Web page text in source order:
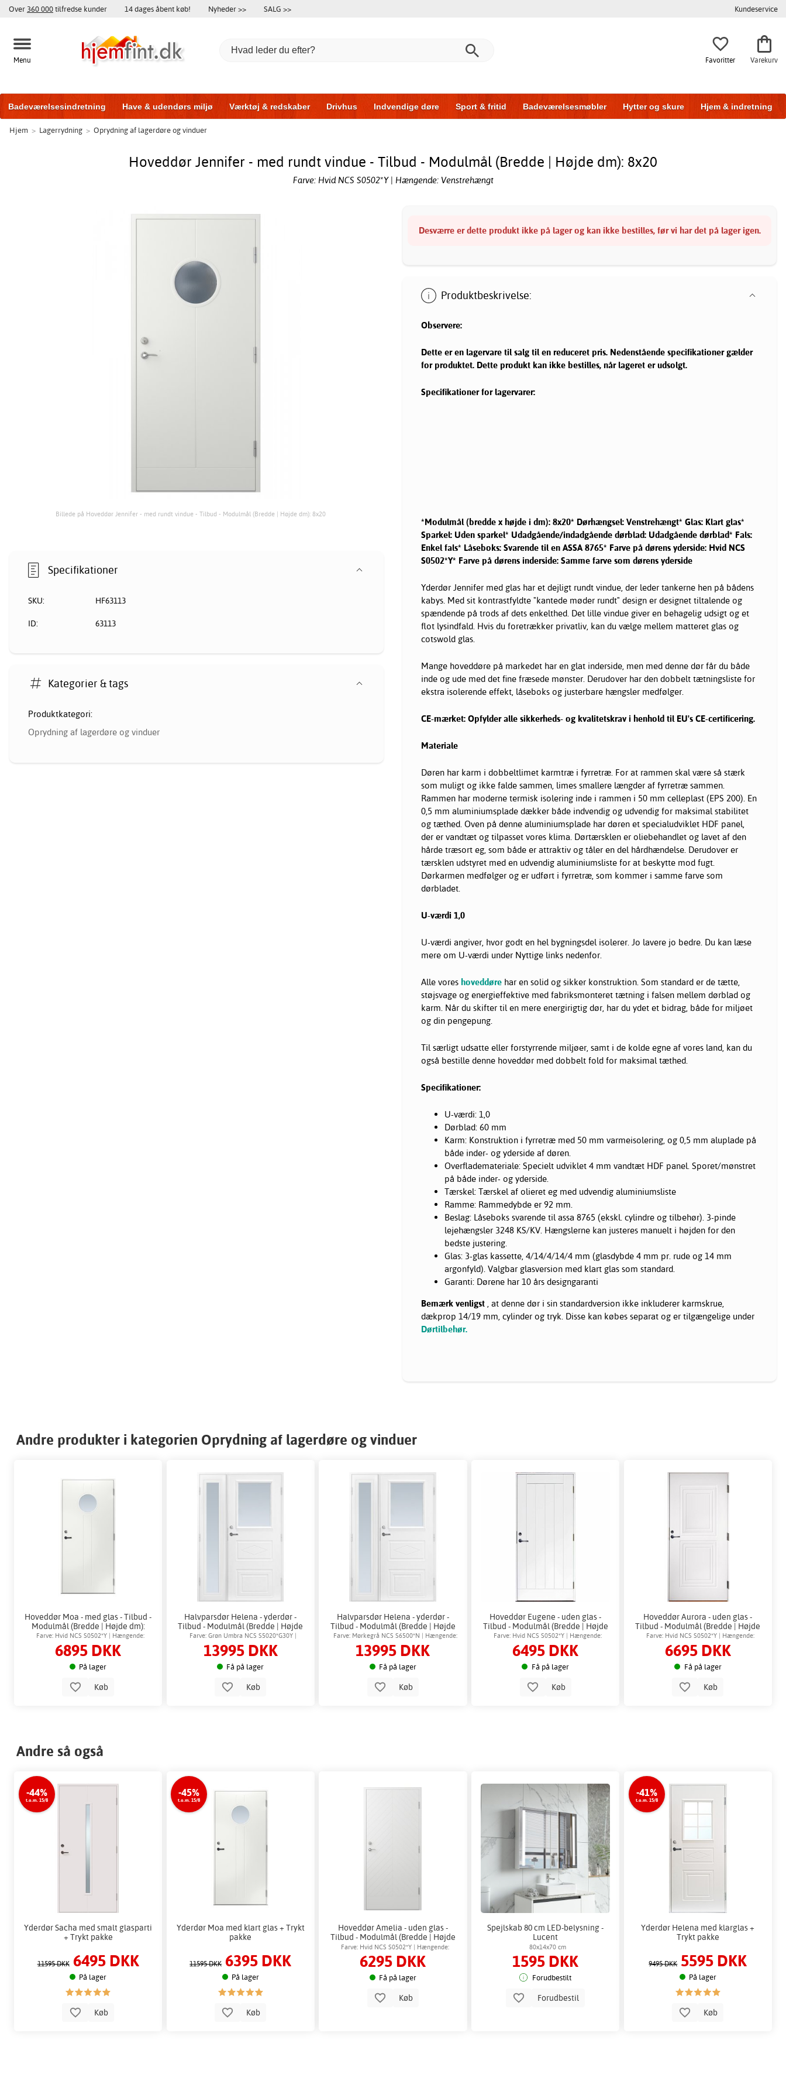
Over 360 000tilfredse kunder 14 dages åbent køb! Nyheder >> SALG >> Kundeservice
Menu Favoritter Varekurv
Badeværelsesindretning Have & udendørs miljø Værktøj & redskaber Drivhus Indvendige døre Sport & fritid Badeværelsesmøbler Hytter og skure Hjem & indretning
Træningsudstyr Yderdøre Vinduer Garageporte
Hjem > Lagerrydning > Oprydning af lagerdøre og vinduer
Hoveddør Jennifer - med rundt vindue - Tilbud - Modulmål (Bredde | Højde dm): 8x20
Farve: Hvid NCS S0502*Y | Hængende: Venstrehængt
Billede på Hoveddør Jennifer - med rundt vindue - Tilbud - Modulmål (Bredde | Højde dm): 8x20
Desværre er dette produkt ikke på lager og kan ikke bestilles, før vi har det på lager igen.
Produktbeskrivelse:
Observere:
Dette er en lagervare til salg til en reduceret pris. Nedenstående specifikationer gælder
for produktet. Dette produkt kan ikke bestilles, når lageret er udsolgt.
Specifikationer for lagervarer:
*Modulmål (bredde x højde i dm): 8x20* Dørhængsel: Venstrehængt* Glas: Klart glas*
Sparkel: Uden sparkel* Udadgående/indadgående dørblad: Udadgående dørblad* Fals:
Enkel fals* Låseboks: Svarende til en ASSA 8765* Farve på dørens yderside: Hvid NCS
S0502*Y* Farve på dørens inderside: Samme farve som dørens yderside
Yderdør Jennifer med glas har et dejligt rundt vindue, der leder tankerne hen på bådens
kabys. Med sit kontrastfyldte "kantede møder rundt" design er designet tiltalende og
spændende på trods af dets enkelthed. Det lille vindue giver en behagelig udsigt og et
flot lysindfald. Hvis du foretrækker privatliv, kan du vælge mellem matteret glas og
cotswold glas.
Mange hoveddøre på markedet har en glat inderside, men med denne dør får du både
inde og ude med det fine fræsede mønster. Derudover har den dobbelt tætningsliste for
ekstra isolerende effekt, låseboks og justerbare hængsler medfølger.
CE-mærket: Opfylder alle sikkerheds- og kvalitetskrav i henhold til EU's CE-certificering.
Materiale
Døren har karm i dobbeltlimet karmtræ i fyrretræ. For at rammen skal være så stærk
som muligt og ikke falde sammen, limes smallere længder af fyrretræ sammen.
Rammen har moderne termisk isolering inde i rammen i 50 mm celleplast (EPS 200). En
0,5 mm aluminiumsplade dækker både indvendig og udvendig for maksimal stabilitet
og tæthed. Oven på denne aluminiumsplade har døren et specialudviklet HDF panel,
der er vandtæt og tilpasset vores klima. Dørtærsklen er oliebehandlet og lavet af den
hårde træsort eg, som både er attraktiv og tåler en del hårdhændelse. Derudover er
tærsklen udstyret med en udvendig aluminiumsliste for at beskytte mod fugt.
Dørkarmen medfølger og er udført i fyrretræ, som kommer i samme farve som
dørbladet.
U-værdi 1,0
U-værdi angiver, hvor godt en hel bygningsdel isolerer. Jo lavere jo bedre. Du kan læse
mere om U-værdi under Nyttige links nedenfor.
Alle vores hoveddøre har en solid og sikker konstruktion. Som standard er de tætte,
støjsvage og energieffektive med fabriksmonteret tætning i falsen mellem dørblad og
karm. Når du skifter til en mere energirigtig dør, har du ydet et bidrag, både for miljøet
og din pengepung.
Til særligt udsatte eller forstyrrende miljøer, samt i de kolde egne af vores land, kan du
også bestille denne hoveddør med dobbelt fold for maksimal tæthed.
Specifikationer:
U-værdi: 1,0
Dørblad: 60 mm
Karm: Konstruktion i fyrretræ med 50 mm varmeisolering, og 0,5 mm aluplade på
både inder- og yderside af døren.
Overflademateriale: Specielt udviklet 4 mm vandtæt HDF panel. Sporet/mønstret
på både inder- og yderside.
Tærskel: Tærskel af olieret eg med udvendig aluminiumsliste
Ramme: Rammedybde er 92 mm.
Beslag: Låseboks svarende til assa 8765 (ekskl. cylindre og tilbehør). 3-pinde
lejehængsler 3248 KS/KV. Hængslerne kan justeres manuelt i højden for den
bedste justering.
Glas: 3-glas kassette, 4/14/4/14/4 mm (glasdybde 4 mm pr. rude og 14 mm
argonfyld). Valgbar glasversion med klart glas som standard.
Garanti: Dørene har 10 års designgaranti
Bemærk venligst , at denne dør i sin standardversion ikke inkluderer karmskrue,
dækprop 14/19 mm, cylinder og tryk. Disse kan købes separat og er tilgængelige under
Dørtilbehør.
Specifikationer
SKU: HF63113
ID: 63113
Kategorier & tags
Produktkategori:
Oprydning af lagerdøre og vinduer
Andre produkter i kategorien Oprydning af lagerdøre og vinduer
Hoveddør Moa - med glas - Tilbud -
Modulmål (Bredde | Højde dm):
8x21
Farve: Hvid NCS S0502*Y | Hængende:
Højrehængt
6895 DKK
På lager
Køb
Halvparsdør Helena - yderdør -
Tilbud - Modulmål (Bredde | Højde
dm): 14x21
Farve: Grøn Umbra NCS S5020*G30Y |
Hængende: Højrehængende
13995 DKK
Få på lager
Køb
Halvparsdør Helena - yderdør -
Tilbud - Modulmål (Bredde | Højde
dm): 14x21
Farve: Mørkegrå NCS S6500*N | Hængende:
Højrehængt
13995 DKK
Få på lager
Køb
Hoveddør Eugene - uden glas -
Tilbud - Modulmål (Bredde | Højde
dm): 9x20
Farve: Hvid NCS S0502*Y | Hængende:
Venstrehængt
6495 DKK
Få på lager
Køb
Hoveddør Aurora - uden glas -
Tilbud - Modulmål (Bredde | Højde
dm): 12x19
Farve: Hvid NCS S0502*Y | Hængende:
Højrehængt
6695 DKK
Få på lager
Køb
Andre så også
-44%
t.o.m. 15/8
Yderdør Sacha med smalt glasparti
+ Trykt pakke
11595 DKK 6495 DKK
På lager
Køb
-45%
t.o.m. 15/8
Yderdør Moa med klart glas + Trykt
pakke
11595 DKK 6395 DKK
På lager
Køb
Hoveddør Amelia - uden glas -
Tilbud - Modulmål (Bredde | Højde
dm): 10x21
Farve: Hvid NCS S0502*Y | Hængende:
Højrehængt
6295 DKK
Få på lager
Køb
Spejlskab 80 cm LED-belysning -
Lucent
80x14x70 cm
1595 DKK
Forudbestilt
Forudbestil
-41%
t.o.m. 15/8
Yderdør Helena med klarglas +
Trykt pakke
9495 DKK 5595 DKK
På lager
Køb